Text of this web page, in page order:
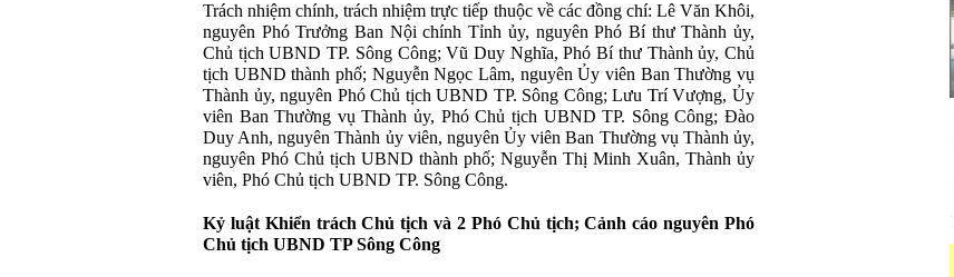
Trách nhiệm chính, trách nhiệm trực tiếp thuộc về các đồng chí: Lê Văn Khôi,
nguyên Phó Trưởng Ban Nội chính Tỉnh ủy, nguyên Phó Bí thư Thành ủy,
Chủ tịch UBND TP. Sông Công; Vũ Duy Nghĩa, Phó Bí thư Thành ủy, Chủ
tịch UBND thành phố; Nguyễn Ngọc Lâm, nguyên Ủy viên Ban Thường vụ
Thành ủy, nguyên Phó Chủ tịch UBND TP. Sông Công; Lưu Trí Vượng, Ủy
viên Ban Thường vụ Thành ủy, Phó Chủ tịch UBND TP. Sông Công; Đào
Duy Anh, nguyên Thành ủy viên, nguyên Ủy viên Ban Thường vụ Thành ủy,
nguyên Phó Chủ tịch UBND thành phố; Nguyễn Thị Minh Xuân, Thành ủy
viên, Phó Chủ tịch UBND TP. Sông Công.
Kỷ luật Khiển trách Chủ tịch và 2 Phó Chủ tịch; Cảnh cáo nguyên Phó
Chủ tịch UBND TP Sông Công